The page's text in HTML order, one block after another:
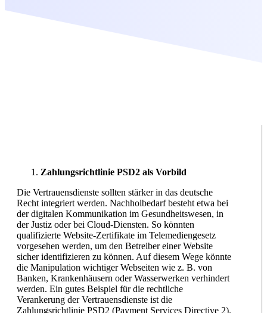
Zahlungsrichtlinie PSD2 als Vorbild
Die Vertrauensdienste sollten stärker in das deutsche
Recht integriert werden. Nachholbedarf besteht etwa bei
der digitalen Kommunikation im Gesundheitswesen, in
der Justiz oder bei Cloud-Diensten. So könnten
qualifizierte Website-Zertifikate im Telemediengesetz
vorgesehen werden, um den Betreiber einer Website
sicher identifizieren zu können. Auf diesem Wege könnte
die Manipulation wichtiger Webseiten wie z. B. von
Banken, Krankenhäusern oder Wasserwerken verhindert
werden. Ein gutes Beispiel für die rechtliche
Verankerung der Vertrauensdienste ist die
Zahlungsrichtlinie PSD2 (Payment Services Directive 2).